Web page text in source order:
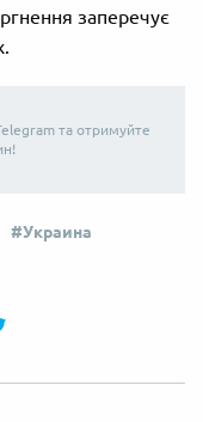
заперечує
та отримуйте
Украина